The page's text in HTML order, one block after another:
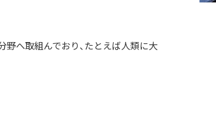
へ取組んでおり、たとえば人類に大